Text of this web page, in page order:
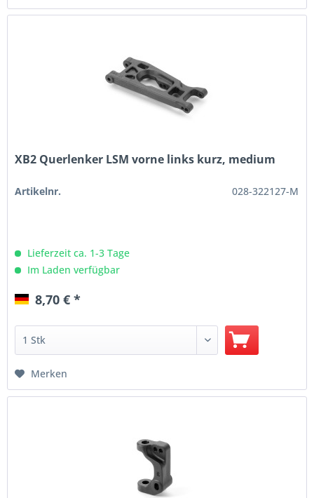
XB2 Querlenker LSM vorne links kurz, medium
Artikelnr. 028-322127-M
Lieferzeit ca. 1-3 Tage
Im Laden verfügbar
8,70 € *
Merken